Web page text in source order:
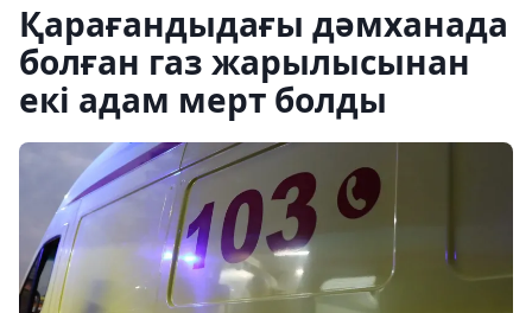
Қарағандыдағы дәмханада
болған газ жарылысынан
екі адам мерт болды